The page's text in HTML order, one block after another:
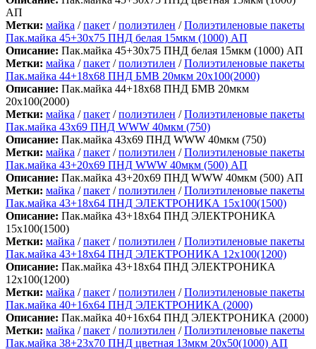
АП
Метки: майка /пакет /полиэтилен /Полиэтиленовые пакеты
Пак.майка 45+30х75 ПНД белая 15мкм (1000) АП
Описание: Пак.майка 45+30х75 ПНД белая 15мкм (1000) АП
Метки: майка /пакет /полиэтилен /Полиэтиленовые пакеты
Пак.майка 44+18х68 ПНД БМВ 20мкм 20х100(2000)
Описание: Пак.майка 44+18х68 ПНД БМВ 20мкм
20х100(2000)
Метки: майка /пакет /полиэтилен /Полиэтиленовые пакеты
Пак.майка 43х69 ПНД WWW 40мкм (750)
Описание: Пак.майка 43х69 ПНД WWW 40мкм (750)
Метки: майка /пакет /полиэтилен /Полиэтиленовые пакеты
Пак.майка 43+20х69 ПНД WWW 40мкм (500) АП
Описание: Пак.майка 43+20х69 ПНД WWW 40мкм (500) АП
Метки: майка /пакет /полиэтилен /Полиэтиленовые пакеты
Пак.майка 43+18х64 ПНД ЭЛЕКТРОНИКА 15х100(1500)
Описание: Пак.майка 43+18х64 ПНД ЭЛЕКТРОНИКА
15х100(1500)
Метки: майка /пакет /полиэтилен /Полиэтиленовые пакеты
Пак.майка 43+18х64 ПНД ЭЛЕКТРОНИКА 12х100(1200)
Описание: Пак.майка 43+18х64 ПНД ЭЛЕКТРОНИКА
12х100(1200)
Метки: майка /пакет /полиэтилен /Полиэтиленовые пакеты
Пак.майка 40+16х64 ПНД ЭЛЕКТРОНИКА (2000)
Описание: Пак.майка 40+16х64 ПНД ЭЛЕКТРОНИКА (2000)
Метки: майка /пакет /полиэтилен /Полиэтиленовые пакеты
Пак.майка 38+23х70 ПНД цветная 13мкм 20х50(1000) АП